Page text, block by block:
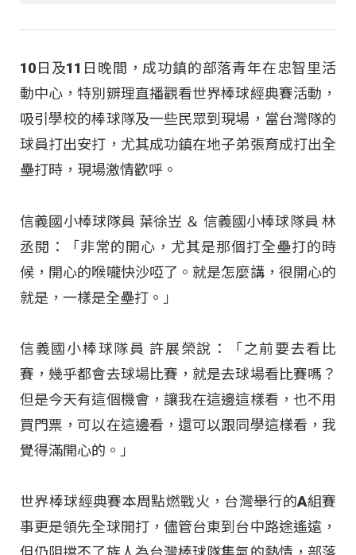
10日及11日晚間，成功鎮的部落青年在忠智里活
動中心，特別辧理直播觀看世界棒球經典賽活動，
吸引學校的棒球隊及一些民眾到現場，當台灣隊的
球員打出安打，尤其成功鎮在地子弟張育成打出全
壘打時，現場激情歡呼。
信義國小棒球隊員 葉徐岦 ＆ 信義國小棒球隊員 林
丞閱：「非常的開心，尤其是那個打全壘打的時
候，開心的喉嚨快沙啞了。就是怎麼講，很開心的
就是，一樣是全壘打。」
信義國小棒球隊員 許展榮說：「之前要去看比
賽，幾乎都會去球場比賽，就是去球場看比賽嗎？
但是今天有這個機會，讓我在這邊這樣看，也不用
買門票，可以在這邊看，還可以跟同學這樣看，我
覺得滿開心的。」
世界棒球經典賽本周點燃戰火，台灣舉行的A組賽
事更是領先全球開打，儘管台東到台中路途遙遠，